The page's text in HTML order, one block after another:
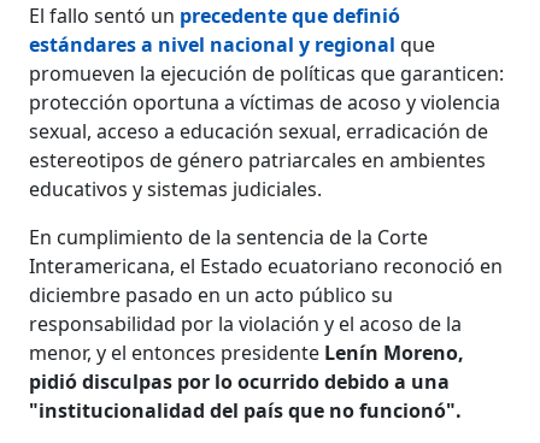
El fallo sentó un precedente que definió
estándares a nivel nacional y regionalque
promueven la ejecución de políticas que garanticen:
protección oportuna a víctimas de acoso y violencia
sexual, acceso a educación sexual, erradicación de
estereotipos de género patriarcales en ambientes
educativos y sistemas judiciales.
En cumplimiento de la sentencia de la Corte
Interamericana, el Estado ecuatoriano reconoció en
diciembre pasado en un acto público su
responsabilidad por la violación y el acoso de la
menor, y el entonces presidente Lenín Moreno,
pidió disculpas por lo ocurrido debido a una
"institucionalidad del país que no funcionó".